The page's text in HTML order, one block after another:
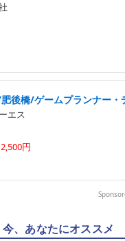
後橋/ゲームプランナー・
エス
円
今、あなたにオススメ